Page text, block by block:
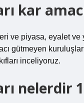
kar
ve piyasa, eyalet
gütmeyen
inceliyoruz.
nelerdir